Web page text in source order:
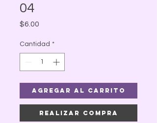
04
$6.00
Cantidad *
Agregar al carrito
Realizar compra